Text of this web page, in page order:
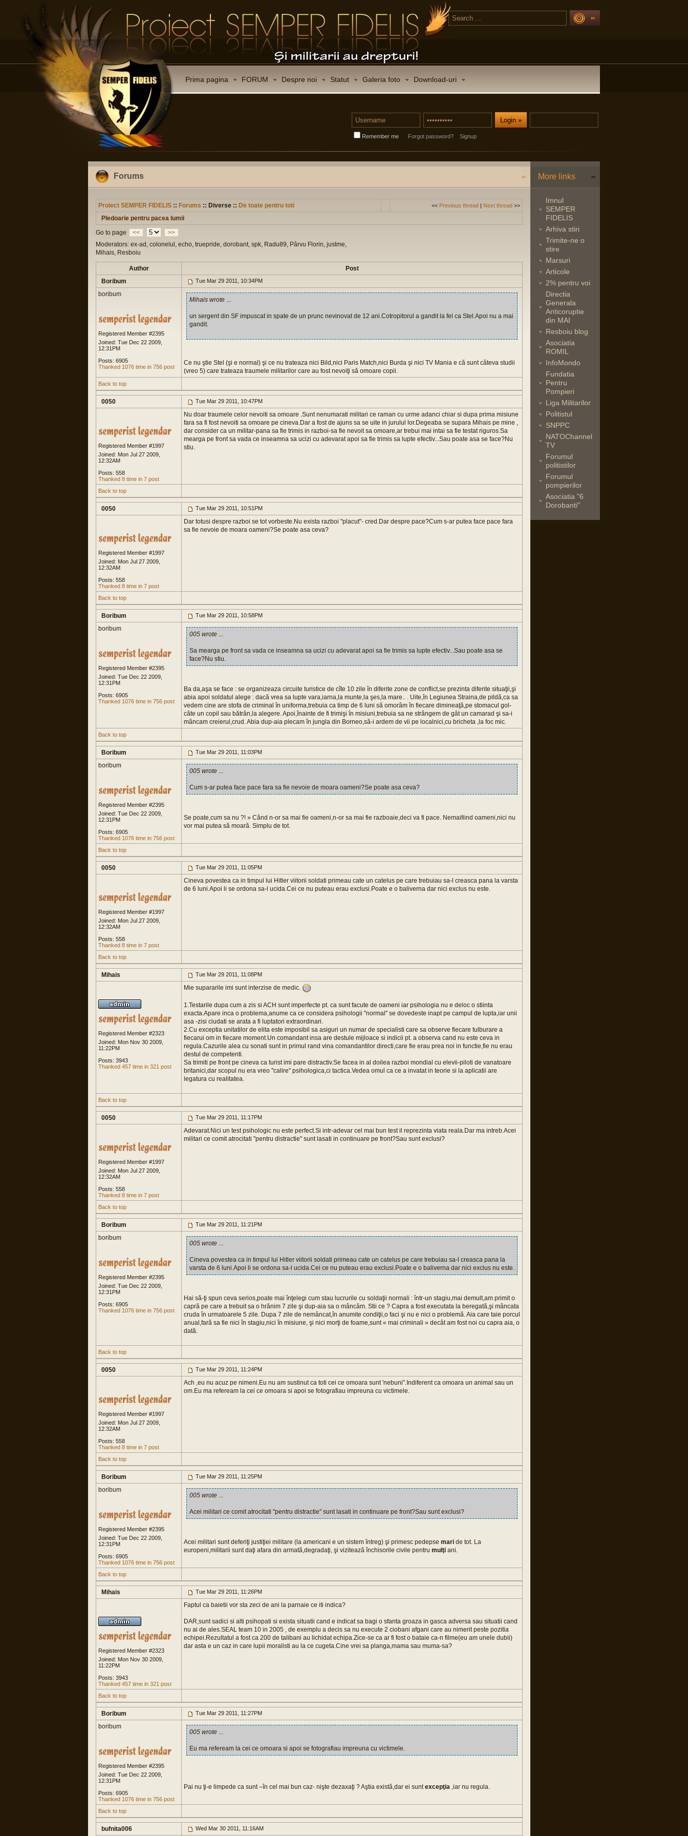
Prima pagina FORUM Despre noi Statut Galeria foto Download-uri
Remember me Forgot password? Signup
Forums
Proiect SEMPER FIDELIS :: Forums :: Diverse :: De toate pentru toti << Previous thread | Next thread >>
Pledoarie pentru pacea lumii
Go to page
<<
>>
Moderators: ex-ad, colonelul, echo, truepride, dorobant, spk, Radu89, Pârvu Florin, justme,
Mihais, Resboiu
Author
Post
Boribum
Tue Mar 29 2011, 10:34PM
boribum
Registered Member #2395
Joined: Tue Dec 22 2009,
12:31PM
Posts: 6905
Thanked 1076 time in 756 post
Mihais wrote ...
un sergent din SF impuscat in spate de un prunc nevinovat de 12 ani.Cotropitorul a gandit la fel ca Stel.Apoi nu a mai
gandit.
Ce nu ştie Stel (şi e normal) şi ce nu trateaza nici Bild,nici Paris Match,nici Burda şi nici TV Mania e că sunt câteva studii
(vreo 5) care trateaza traumele militarilor care au fost nevoiţi să omoare copii.
Back to top
0050 Tue Mar 29 2011, 10:47PM
Registered Member #1997
Joined: Mon Jul 27 2009,
12:32AM
Posts: 558
Thanked 8 time in 7 post
Nu doar traumele celor nevoiti sa omoare .Sunt nenumarati militari ce raman cu urme adanci chiar si dupa prima misiune
fara sa fi fost nevoiti sa omoare pe cineva.Dar a fost de ajuns sa se uite in jurulul lor.Degeaba se supara Mihais pe mine ,
dar consider ca un militar-pana sa fie trimis in razboi-sa fie nevoit sa omoare,ar trebui mai intai sa fie testat riguros.Sa
mearga pe front sa vada ce inseamna sa ucizi cu adevarat apoi sa fie trimis sa lupte efectiv...Sau poate asa se face?Nu
stiu.
Back to top
0050 Tue Mar 29 2011, 10:51PM
Registered Member #1997
Joined: Mon Jul 27 2009,
12:32AM
Posts: 558
Thanked 8 time in 7 post
Dar totusi despre razboi se tot vorbeste.Nu exista razboi "placut"- cred.Dar despre pace?Cum s-ar putea face pace fara
sa fie nevoie de moara oameni?Se poate asa ceva?
Back to top
Boribum Tue Mar 29 2011, 10:58PM
boribum
Registered Member #2395
Joined: Tue Dec 22 2009,
12:31PM
Posts: 6905
Thanked 1076 time in 756 post
005 wrote ...
Sa mearga pe front sa vada ce inseamna sa ucizi cu adevarat apoi sa fie trimis sa lupte efectiv...Sau poate asa se
face?Nu stiu.
Ba da,aşa se face : se organizeaza circuite turistice de cîte 10 zile în diferite zone de conflict,se prezinta diferite situaţii,şi
abia apoi soldatul alege : dacă vrea sa lupte vara,iarna,la munte,la şes,la mare.. . Uite,în Legiunea Straina,de pildă,ca sa
vedem cine are stofa de criminal în uniforma,trebuia ca timp de 6 luni să omorâm în fiecare dimineaţă,pe stomacul gol-
câte un copil sau bătrân,la alegere. Apoi,înainte de fi trimişi în misiuni,trebuia sa ne strângem de gât un camarad şi sa-i
mâncam creierul,crud. Abia dup-aia plecam în jungla din Borneo,să-i ardem de vii pe localnici,cu bricheta ,la foc mic.
Back to top
Boribum Tue Mar 29 2011, 11:03PM
boribum
Registered Member #2395
Joined: Tue Dec 22 2009,
12:31PM
Posts: 6905
Thanked 1076 time in 756 post
005 wrote ...
Cum s-ar putea face pace fara sa fie nevoie de moara oameni?Se poate asa ceva?
Se poate,cum sa nu ?! » Când n-or sa mai fie oameni,n-or sa mai fie razboaie,deci va fi pace. Nemaifiind oameni,nici nu
vor mai putea să moară. Simplu de tot.
Back to top
0050 Tue Mar 29 2011, 11:05PM
Registered Member #1997
Joined: Mon Jul 27 2009,
12:32AM
Posts: 558
Thanked 8 time in 7 post
Cineva povestea ca in timpul lui Hitler viitorii soldati primeau cate un catelus pe care trebuiau sa-l creasca pana la varsta
de 6 luni.Apoi li se ordona sa-l ucida.Cei ce nu puteau erau exclusi.Poate e o baliverna dar nici exclus nu este.
Back to top
Mihais Tue Mar 29 2011, 11:08PM
Registered Member #2323
Joined: Mon Nov 30 2009,
11:22PM
Posts: 3943
Thanked 457 time in 321 post
Mie supararile imi sunt interzise de medic.
1.Testarile dupa cum a zis si ACH sunt imperfecte pt. ca sunt facute de oameni iar psihologia nu e deloc o stiinta
exacta.Apare inca o problema,anume ca ce considera psihologii ''normal'' se dovedeste inapt pe campul de lupta,iar unii
asa -zisi ciudati se arata a fi luptatori extraordinari.
2.Cu exceptia unitatilor de elita este imposibil sa asiguri un numar de specialisti care sa observe fiecare tulburare a
fiecarui om in fiecare moment.Un comandant insa are destule mijloace si indicii pt. a observa cand nu este ceva in
regula.Cazurile alea cu sonati sunt in primul rand vina comandantilor directi,care fie erau prea noi in functie,fie nu erau
destul de competenti.
Sa trimiti pe front pe cineva ca turist imi pare distractiv.Se facea in al doilea razboi mondial cu elevii-piloti de vanatoare
britanici,dar scopul nu era vreo ''calire'' psihologica,ci tactica.Vedea omul ca ce a invatat in teorie si la aplicatii are
legatura cu realitatea.
Back to top
0050 Tue Mar 29 2011, 11:17PM
Registered Member #1997
Joined: Mon Jul 27 2009,
12:32AM
Posts: 558
Thanked 8 time in 7 post
Adevarat.Nici un test psihologic nu este perfect.Si intr-adevar cel mai bun test il reprezinta viata reala.Dar ma intreb.Acei
militari ce comit atrocitati "pentru distractie" sunt lasati in continuare pe front?Sau sunt exclusi?
Back to top
Boribum Tue Mar 29 2011, 11:21PM
boribum
Registered Member #2395
Joined: Tue Dec 22 2009,
12:31PM
Posts: 6905
Thanked 1076 time in 756 post
005 wrote ...
Cineva povestea ca in timpul lui Hitler viitorii soldati primeau cate un catelus pe care trebuiau sa-l creasca pana la
varsta de 6 luni.Apoi li se ordona sa-l ucida.Cei ce nu puteau erau exclusi.Poate e o baliverna dar nici exclus nu este.
Hai să-ţi spun ceva serios,poate mai înţelegi cum stau lucrurile cu soldaţii normali : într-un stagiu,mai demult,am primit o
capră pe care a trebuit sa o hrănim 7 zile şi dup-aia sa o mâncăm. Stii ce ? Capra a fost executata la beregată,şi mâncata
cruda în urmatoarele 5 zile. Dupa 7 zile de nemâncat,în anumite condiţii,o faci şi nu e nici o problemă. Aia care taie porcul
anual,fară sa fie nici în stagiu,nici în misiune, şi nici morţi de foame,sunt « mai criminali » decât am fost noi cu capra aia, o
dată.
Back to top
0050 Tue Mar 29 2011, 11:24PM
Registered Member #1997
Joined: Mon Jul 27 2009,
12:32AM
Posts: 558
Thanked 8 time in 7 post
Ach ,eu nu acuz pe nimeni.Eu nu am sustinut ca toti cei ce omoara sunt 'nebuni".Indiferent ca omoara un animal sau un
om.Eu ma refeream la cei ce omoara si apoi se fotografiau impreuna cu victimele.
Back to top
Boribum Tue Mar 29 2011, 11:25PM
boribum
Registered Member #2395
Joined: Tue Dec 22 2009,
12:31PM
Posts: 6905
Thanked 1076 time in 756 post
005 wrote ...
Acei militari ce comit atrocitati "pentru distractie" sunt lasati in continuare pe front?Sau sunt exclusi?
Acei militari sunt deferiţi justiţiei militare (la americani e un sistem întreg) şi primesc pedepse mari de tot. La
europeni,militarii sunt daţi afara din armată,degradaţi, şi vizitează închisorile civile pentru mulţi ani.
Back to top
Mihais Tue Mar 29 2011, 11:26PM
Registered Member #2323
Joined: Mon Nov 30 2009,
11:22PM
Posts: 3943
Thanked 457 time in 321 post
Faptul ca baietii vor sta zeci de ani la parnaie ce iti indica?
DAR,sunt sadici si alti psihopati si exista situatii cand e indicat sa bagi o sfanta groaza in gasca adversa sau situatii cand
nu ai de ales.SEAL team 10 in 2005 , de exemplu a decis sa nu execute 2 ciobani afgani care au nimerit peste pozitia
echipei.Rezultatul a fost ca 200 de talibani au lichidat echipa.Zice-se ca ar fi fost o bataie ca-n filme(eu am unele dubii)
dar asta e un caz in care lupii moralisti au la ce cugeta.Cine vrei sa planga,mama sau muma-sa?
Back to top
Boribum Tue Mar 29 2011, 11:27PM
boribum
Registered Member #2395
Joined: Tue Dec 22 2009,
12:31PM
Posts: 6905
Thanked 1076 time in 756 post
005 wrote ...
Eu ma refeream la cei ce omoara si apoi se fotografiau impreuna cu victimele.
Pai nu ţi-e limpede ca sunt –în cel mai bun caz- nişte dezaxaţi ? Aştia există,dar ei suntexcepţia ,iar nu regula.
Back to top
bufnita006 Wed Mar 30 2011, 11:16AM
More links
Imnul
SEMPER
FIDELIS
Arhiva stiri
Trimite-ne o
stire
Marsuri
Articole
2% pentru voi
Directia
Generala
Anticoruptie
din MAI
Resboiu blog
Asociatia
ROMIL
InfoMondo
Fundatia
Pentru
Pompieri
Liga Militarilor
Politistul
SNPPC
NATOChannel
TV
Forumul
politistilor
Forumul
pompierilor
Asociatia "6
Dorobanti"